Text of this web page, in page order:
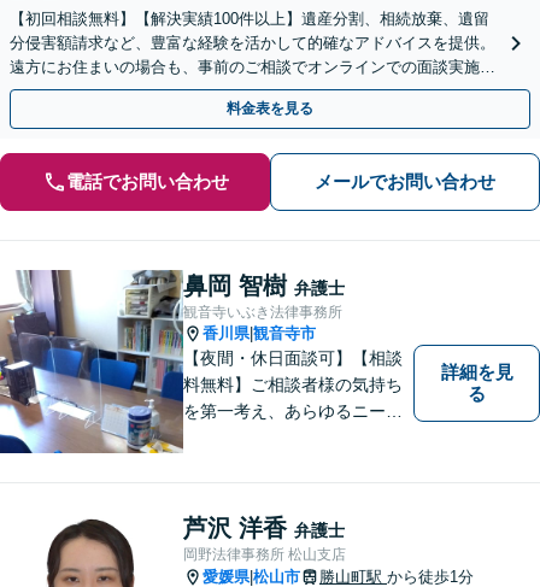
【初回相談無料】【解決実績100件以上】遺産分割、相続放棄、遺留
分侵害額請求など、豊富な経験を活かして的確なアドバイスを提供。
遠方にお住まいの場合も、事前のご相談でオンラインでの面談実施が
可能です【弁護士歴20年】【市役所前駅6分】
料金表を見る
電話でお問い合わせ メールでお問い合わせ
鼻岡 智樹 弁護士
観音寺いぶき法律事務所
香川県|観音寺市
【夜間・休日面談可】【相談
料無料】ご相談者様の気持ち
を第一考え、あらゆるニーズ
の問題解決のサポートをさせ
ていただきます。ご相談は無
料ですので、お気軽にご相談
ください。
詳細を見
る
芦沢 洋香 弁護士
岡野法律事務所 松山支店
愛媛県|松山市 勝山町駅 から徒歩1分